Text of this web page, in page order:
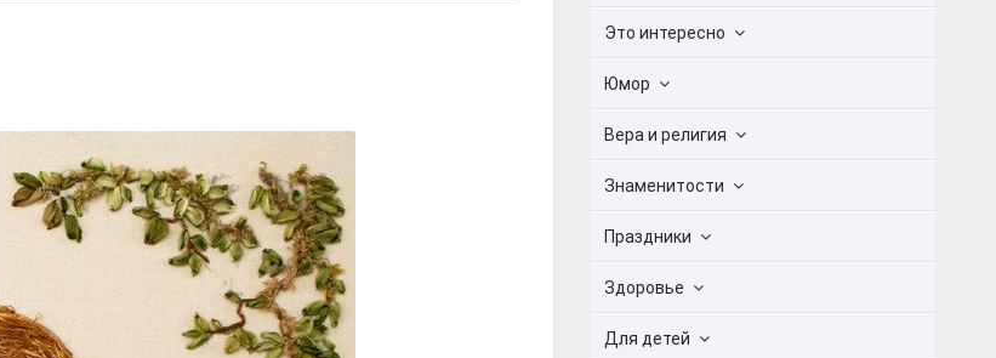
Это интересно
Юмор
Вера и религия
Знаменитости
Праздники
Здоровье
Для детей